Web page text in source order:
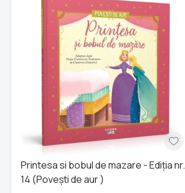
Printesa si bobul de mazare - Ediția nr.
14 (Poveşti de aur )